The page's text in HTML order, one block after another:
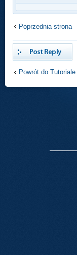
Poprzednia strona
Odpowiedz
Powrót do Tutoriale